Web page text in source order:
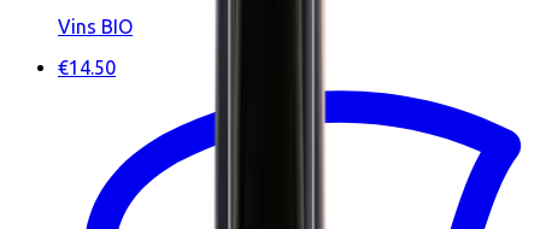
Vins BIO
€14.50